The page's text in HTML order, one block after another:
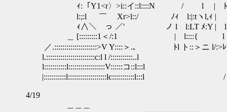
ｨ:「Y1<r〉>i::イ::l::::N / l |
l:;:l ￣ Xr>l::/ ﾉｨ l:|:tヽl,ｨ
ｨ∧＼ っ ／' ノ l l:LT ﾒ:Y |
＿ [:::::::::1＜/:1 | l::::{ l
／.:::::::::::::::::::::>V Y::::＞.、 ﾄl ト::＞ニ l/:>ﾚﾚ
l.::::::::::::::::::::::::c:l l /
l:::::::::::l::::::::::::::::::V::::::コ
4/19